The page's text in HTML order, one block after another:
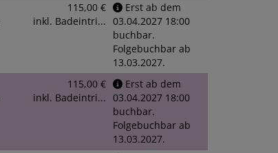
115,00 €
inkl. Badeintri...
Erst ab dem
03.04.2027 18:00
buchbar.
Folgebuchbar ab
13.03.2027.
115,00 €
inkl. Badeintri...
Erst ab dem
03.04.2027 18:00
buchbar.
Folgebuchbar ab
13.03.2027.